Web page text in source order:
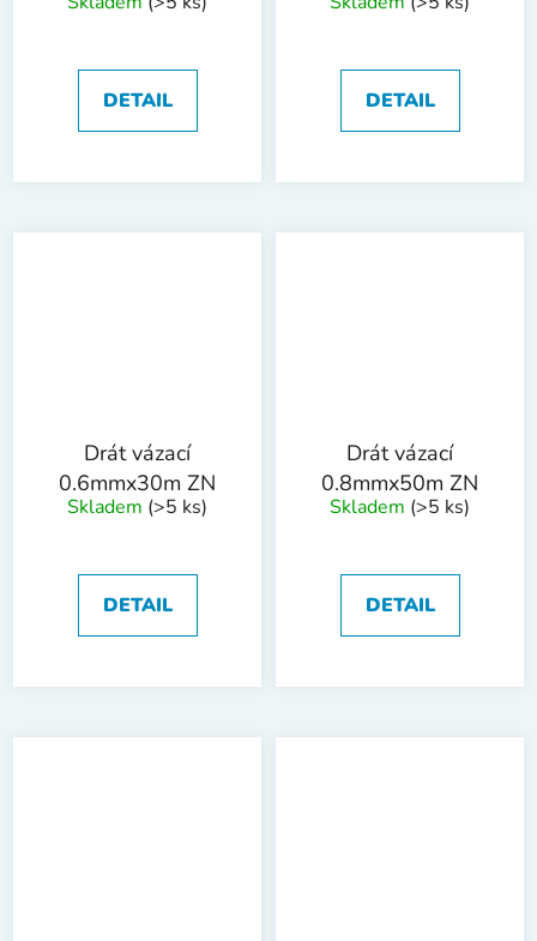
zelený ZN/PVC
DETAIL
zelený ZN/PVC
DETAIL
Drát vázací
0.6mmx30m ZN
Skladem (>5 ks)
DETAIL
Drát vázací
0.8mmx50m ZN
Skladem (>5 ks)
DETAIL